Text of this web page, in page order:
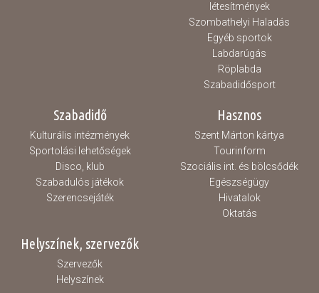
létesítmények
Szombathelyi Haladás
Egyéb sportok
Labdarúgás
Röplabda
Szabadidősport
Szabadidő
Kulturális intézmények
Sportolási lehetőségek
Disco, klub
Szabadulós játékok
Szerencsejáték
Hasznos
Szent Márton kártya
Tourinform
Szociális int. és bölcsődék
Egészségügy
Hivatalok
Oktatás
Helyszínek, szervezők
Szervezők
Helyszínek